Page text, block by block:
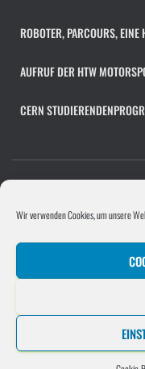
Wir verwenden Cookies, um unsere
ROBOTER, PARCOURS, EINE
AUFRUF DER HTW
CERN
Hestia